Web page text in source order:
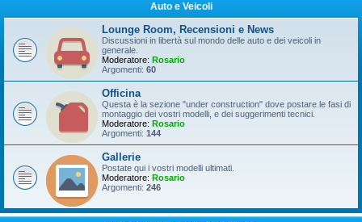
Auto e Veicoli
Lounge Room, Recensioni e News
Discussioni in libertà sul mondo delle auto e dei veicoli in
generale.
Moderatore: Rosario
Argomenti: 60
Officina
Questa è la sezione "under construction" dove postare le fasi di
montaggio dei vostri modelli, e dei suggerimenti tecnici.
Moderatore: Rosario
Argomenti: 144
Gallerie
Postate qui i vostri modelli ultimati.
Moderatore: Rosario
Argomenti: 246